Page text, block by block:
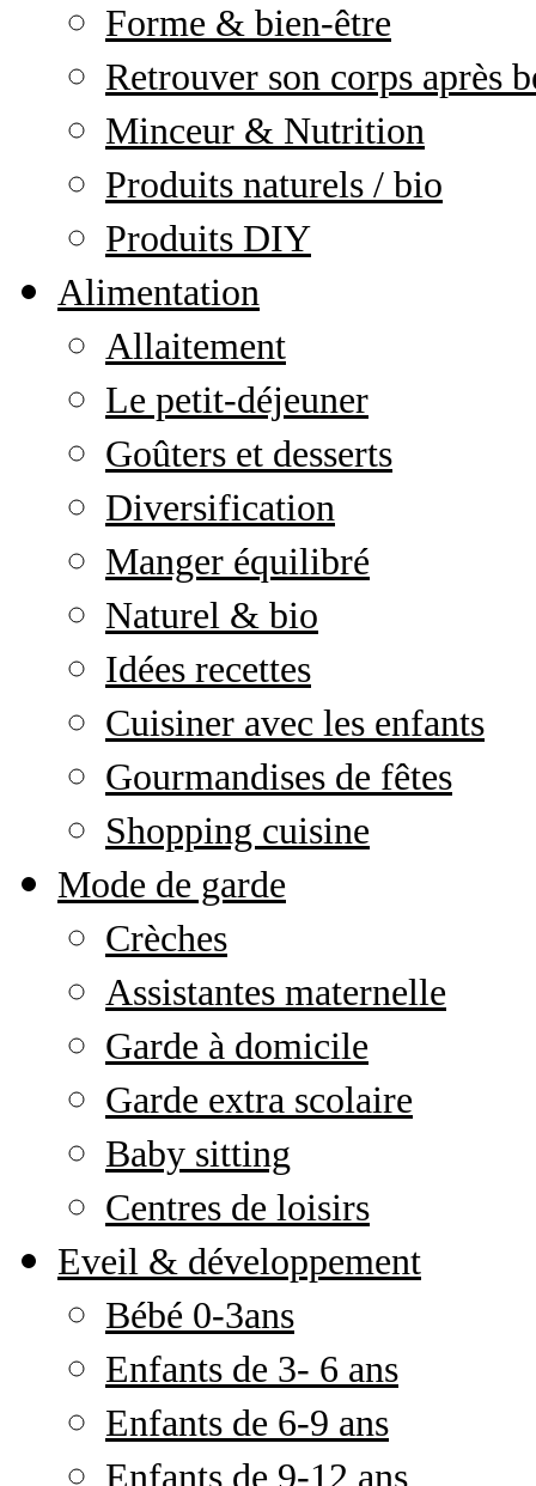
Forme & bien-être
Retrouver son corps après
Minceur & Nutrition
Produits naturels / bio
Produits DIY
Alimentation
Allaitement
Le petit-déjeuner
Goûters et desserts
Diversification
Manger équilibré
Naturel & bio
Idées recettes
Cuisiner avec les enfants
Gourmandises de fêtes
Shopping cuisine
Mode de garde
Crèches
Assistantes maternelle
Garde à domicile
Garde extra scolaire
Baby sitting
Centres de loisirs
Eveil & développement
Bébé 0-3ans
Enfants de 3- 6 ans
Enfants de 6-9 ans
Enfants de 9-12 ans